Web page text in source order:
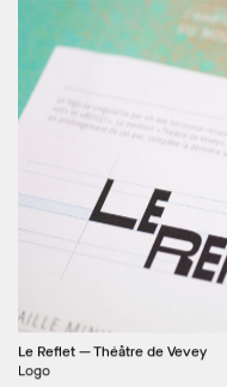
Le Reflet — Théâtre de Vevey
Logo